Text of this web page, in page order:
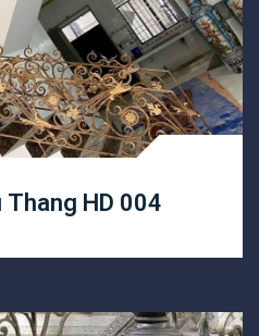
Lan Can Cầu Thang HD 004